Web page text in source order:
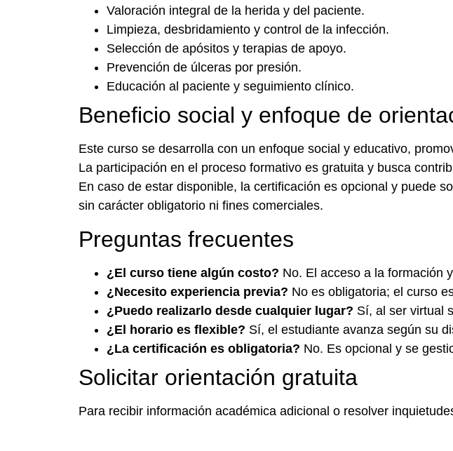
Valoración integral de la herida y del paciente.
Limpieza, desbridamiento y control de la infección.
Selección de apósitos y terapias de apoyo.
Prevención de úlceras por presión.
Educación al paciente y seguimiento clínico.
Beneficio social y enfoque de
Este curso se desarrolla con un enfoque social y educativo,
La participación en el proceso formativo es gratuita y busca
En caso de estar disponible, la certificación es opcional y puede
sin carácter obligatorio ni fines comerciales.
Preguntas frecuentes
¿El curso tiene algún costo? No. El acceso a la formación
¿Necesito experiencia previa? No es obligatoria; el curso
¿Puedo realizarlo desde cualquier lugar? Sí, al ser virtual
¿El horario es flexible? Sí, el estudiante avanza según su
¿La certificación es obligatoria? No. Es opcional y se
Solicitar orientación gratuita
Para recibir información académica adicional o resolver